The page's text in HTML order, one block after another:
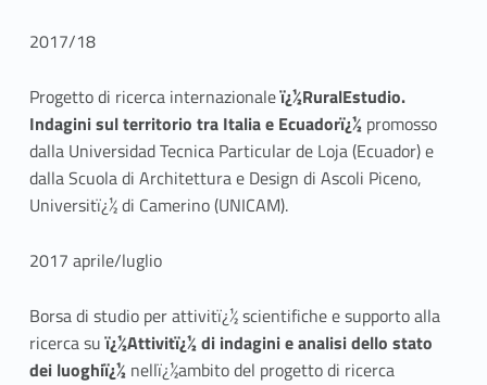
2017/18
Progetto di ricerca internazionaleï¿½RuralEstudio.
Indagini sul territorio tra Italia e Ecuadorï¿½ promosso
dalla Universidad Tecnica Particular de Loja (Ecuador) e
dalla Scuola di Architettura e Design di Ascoli Piceno,
Universitï¿½ di Camerino (UNICAM).
2017 aprile/luglio
Borsa di studio per attivitï¿½ scientifiche e supporto alla
ricerca suï¿½Attivitï¿½ di indagini e analisi dello stato
dei luoghiï¿½ nellï¿½ambito del progetto di ricerca